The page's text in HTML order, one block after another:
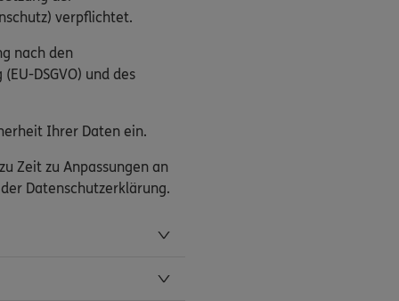
verpflichtet.
nach den
DSGVO) und des
Ihrer Daten ein.
Zeit zu Anpassungen an
Datenschutzerklärung.